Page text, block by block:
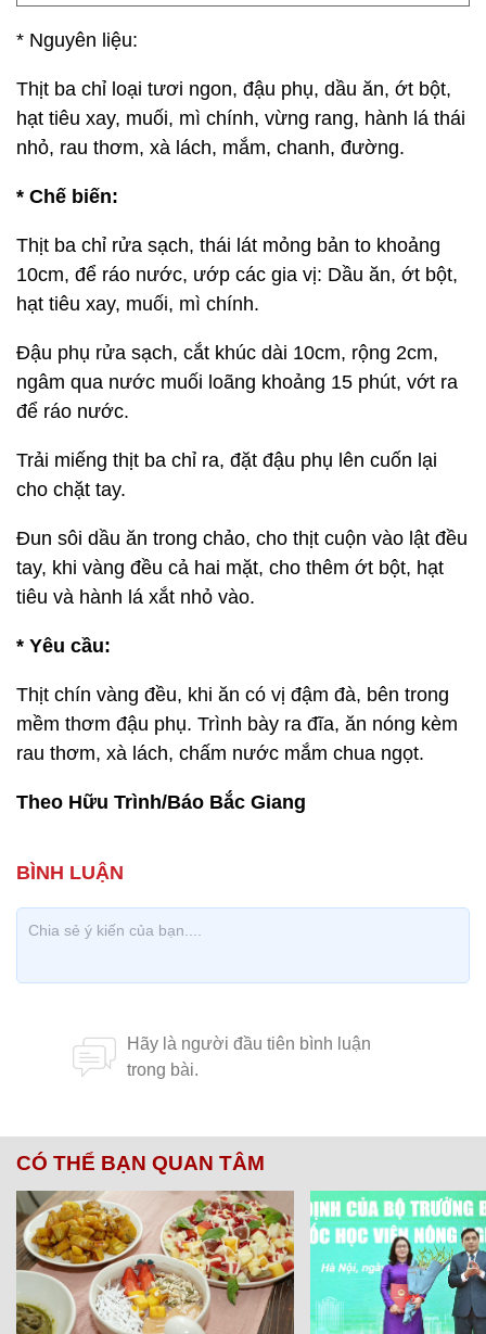
* Nguyên liệu:
Thịt ba chỉ loại tươi ngon, đậu phụ, dầu ăn, ớt bột,
hạt tiêu xay, muối, mì chính, vừng rang, hành lá thái
nhỏ, rau thơm, xà lách, mắm, chanh, đường.
* Chế biến:
Thịt ba chỉ rửa sạch, thái lát mỏng bản to khoảng
10cm, để ráo nước, ướp các gia vị: Dầu ăn, ớt bột,
hạt tiêu xay, muối, mì chính.
Đậu phụ rửa sạch, cắt khúc dài 10cm, rộng 2cm,
ngâm qua nước muối loãng khoảng 15 phút, vớt ra
để ráo nước.
Trải miếng thịt ba chỉ ra, đặt đậu phụ lên cuốn lại
cho chặt tay.
Đun sôi dầu ăn trong chảo, cho thịt cuộn vào lật đều
tay, khi vàng đều cả hai mặt, cho thêm ớt bột, hạt
tiêu và hành lá xắt nhỏ vào.
* Yêu cầu:
Thịt chín vàng đều, khi ăn có vị đậm đà, bên trong
mềm thơm đậu phụ. Trình bày ra đĩa, ăn nóng kèm
rau thơm, xà lách, chấm nước mắm chua ngọt.
Theo Hữu Trình/Báo Bắc Giang
CÓ THỂ BẠN QUAN TÂM